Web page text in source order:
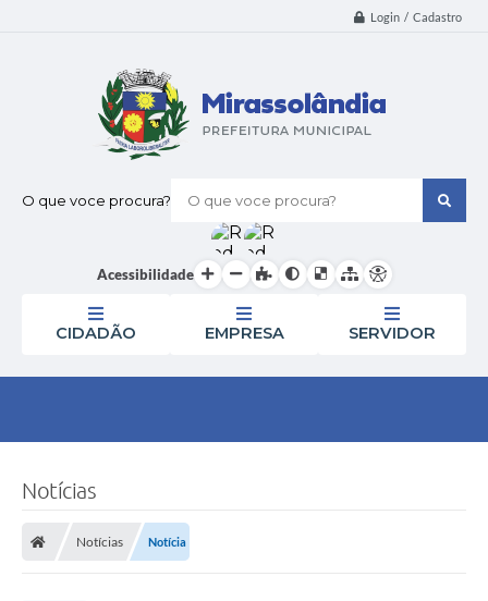
Login / Cadastro
O que voce procura?
Acessibilidade
CIDADÃO EMPRESA SERVIDOR
Notícias
Notícias Notícia